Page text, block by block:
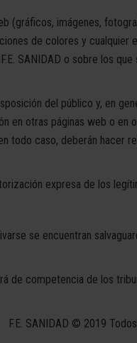
(gráficos, imágenes,
de colores y cualquier
SANIDAD o sobre los que
del público y, en
en otras páginas web o en
todo caso, deberán hacer
expresa de los
se encuentran
de competencia de los
F.E. SANIDAD © 2019